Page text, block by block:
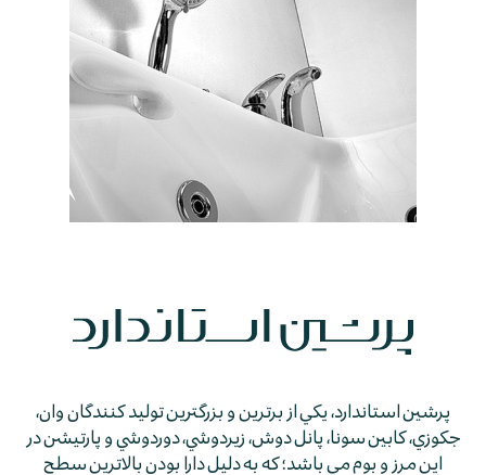
پرشين استاندارد، يكي از برترين و بزرگترين توليد كنندگان وان،
جكوزي، كابين سونا، پانل دوش، زيردوشي، دوردوشي و پارتيشن در
اين مرز و بوم مي باشد؛ كه به دليل دارا بودن بالاترين سطح